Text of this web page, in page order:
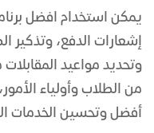
يمكن استخدام افضل
إشعارات الدفع، وتذكير
وتحديد مواعيد المقابلات
من الطلاب وأولياء
أفضل وتحسين الخدمات